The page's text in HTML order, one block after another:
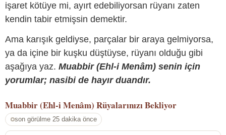
işaret kötüye mi, ayırt edebiliyorsan rüyanı zaten
kendin tabir etmişsin demektir.
Ama karışık geldiyse, parçalar bir araya gelmiyorsa,
ya da içine bir kuşku düştüyse, rüyanı olduğu gibi
aşağıya yaz. Muabbir (Ehl-i Menâm) senin için
yorumlar; nasibi de hayır duandır.
Muabbir (Ehl-i Menâm) Rüyalarınızı Bekliyor
son görülme 25 dakika önce